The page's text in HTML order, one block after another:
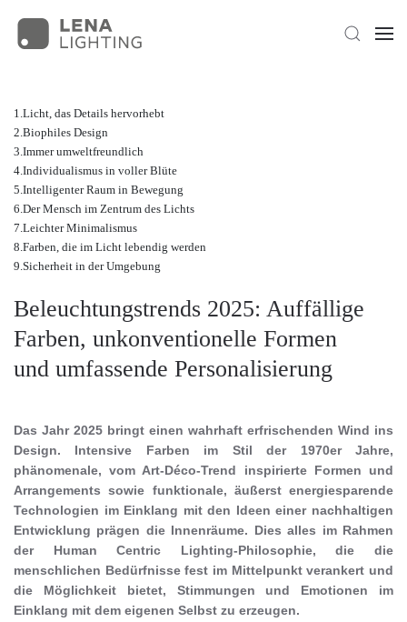
Licht, das Details hervorhebt
Biophiles Design
Immer umweltfreundlich
Individualismus in voller Blüte
Intelligenter Raum in Bewegung
Der Mensch im Zentrum des Lichts
Leichter Minimalismus
Farben, die im Licht lebendig werden
Sicherheit in der Umgebung
Beleuchtungstrends 2025: Auffällige
Farben, unkonventionelle Formen
und umfassende Personalisierung
Das Jahr 2025 bringt einen wahrhaft erfrischenden Wind ins
Design. Intensive Farben im Stil der 1970er Jahre,
phänomenale, vom Art-Déco-Trend inspirierte Formen und
Arrangements sowie funktionale, äußerst energiesparende
Technologien im Einklang mit den Ideen einer nachhaltigen
Entwicklung prägen die Innenräume. Dies alles im Rahmen
der Human Centric Lighting-Philosophie, die die
menschlichen Bedürfnisse fest im Mittelpunkt verankert und
die Möglichkeit bietet, Stimmungen und Emotionen im
Einklang mit dem eigenen Selbst zu erzeugen.